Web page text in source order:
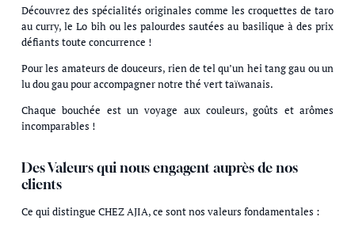
Découvrez des spécialités originales comme les croquettes de taro
au curry, le Lo bih ou les palourdes sautées au basilique à des prix
défiants toute concurrence !
Pour les amateurs de douceurs, rien de tel qu’un hei tang gau ou un
lu dou gau pour accompagner notre thé vert taïwanais.
Chaque bouchée est un voyage aux couleurs, goûts et arômes
incomparables !
Des Valeurs qui nous engagent auprès de nos
clients
Ce qui distingue CHEZ AJIA, ce sont nos valeurs fondamentales :